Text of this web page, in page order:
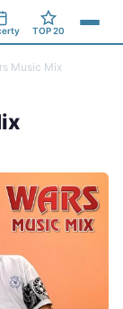
TOP 20
Music Mix